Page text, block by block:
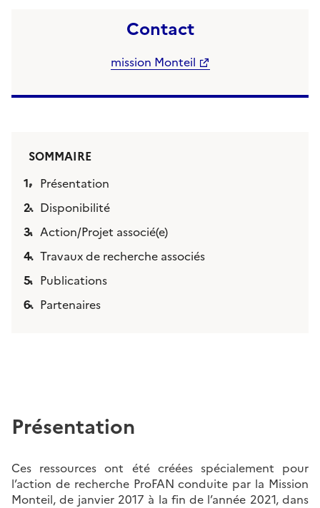
Contact
mission Monteil
SOMMAIRE
Présentation
Disponibilité
Action/Projet associé(e)
Travaux de recherche associés
Publications
Partenaires
Présentation
Ces ressources ont été créées spécialement pour
l’action de recherche ProFAN conduite par la Mission
Monteil, de janvier 2017 à la fin de l’année 2021, dans